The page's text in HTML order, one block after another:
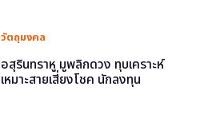
วัตถุมงคล
อสุรินทราหู มูพลิกดวง ทุบเคราะห์
เหมาะสายเสี่ยงโชค นักลงทุน